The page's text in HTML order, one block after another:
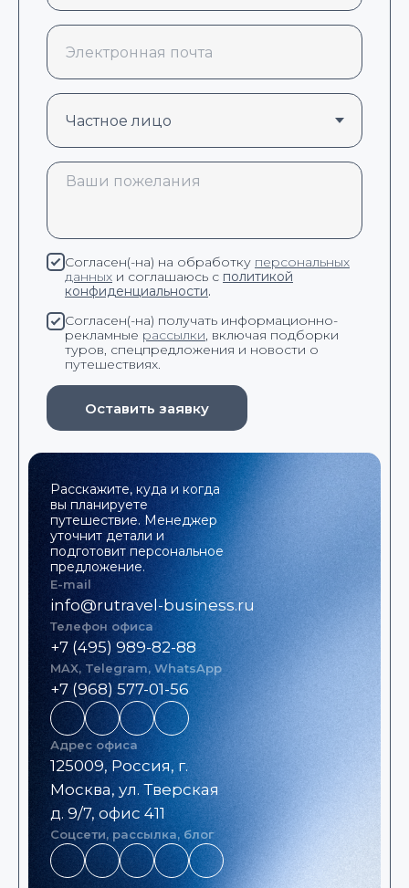
Расскажите, куда и когда
вы планируете
путешествие. Менеджер
уточнит детали и
подготовит персональное
предложение.
E-mail
info@rutravel-business.ru
Телефон офиса
+7 (495) 989-82-88
MAX, Telegram, WhatsApp
+7 (968) 577-01-56
Адрес офиса
125009, Россия, г.
Москва, ул. Тверская
д. 9/7, офис 411
Соцсети, рассылка, блог
Согласен(-на) на обработку персональных
данных и соглашаюсь с политикой
конфиденциальности.
Согласен(-на) получать информационно-
рекламные рассылки, включая подборки
туров, спецпредложения и новости о
путешествиях.
Оставить заявку